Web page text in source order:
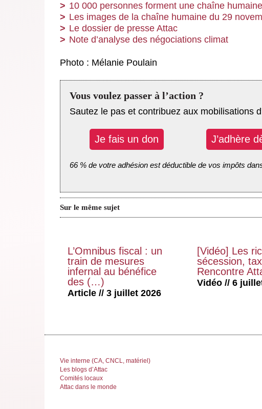
10 000 personnes forment une chaîne
Les images de la chaîne humaine du 29
Le dossier de presse Attac
Note d’analyse des négociations climat
Photo : Mélanie Poulain
Vous voulez passer à l’action ?
Sautez le pas et contribuez aux mobilisations
Je fais un don J’adhère
66 % de votre adhésion est déductible de vos impôts
Sur le même sujet
L’Omnibus fiscal : un
train de mesures
infernal au bénéfice
des (…)
Article // 3 juillet 2026
[Vidéo] Les
sécession,
Rencontre
Vidéo // 6
Vie interne (CA, CNCL, matériel)
Les blogs d’Attac
Comités locaux
Attac dans le monde